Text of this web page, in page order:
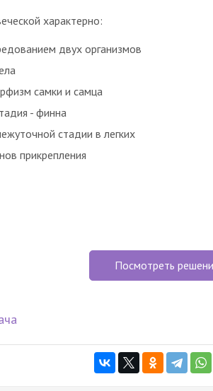
характерно:
двух организмов
самки и самца
- финна
стадии в легких
прикрепления
Посмотреть